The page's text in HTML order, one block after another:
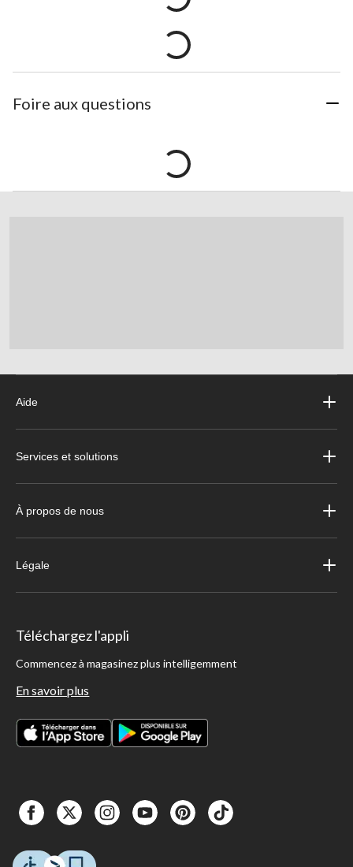
Foire aux questions
Aide
Services et solutions
À propos de nous
Légale
Téléchargez l'appli
Commencez à magasinez plus intelligemment
En savoir plus